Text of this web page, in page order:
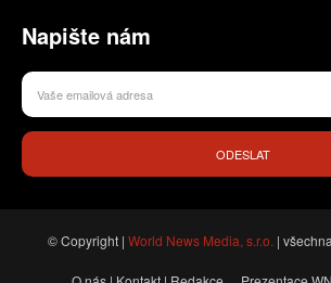
Napište nám
ODESLAT
© Copyright | World News Media, s.r.o. |